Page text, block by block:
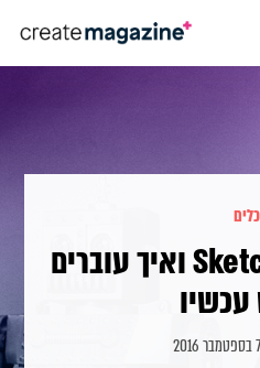
כלים
למה עברתי ל- Sketch ואיך עוברים